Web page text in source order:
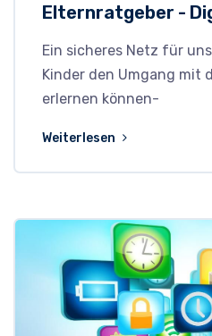
Elternratgeber -
Ein sicheres Netz für
Kinder den Umgang mit
erlernen können-
Weiterlesen